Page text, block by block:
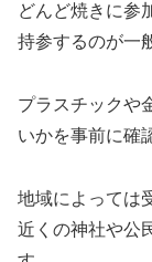
どんど焼きに参
持参するのが一
プラスチックや
いかを事前に確
地域によっては
近くの神社や公